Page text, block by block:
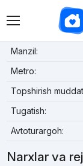
Manzil:
Metro:
Topshirish
Tugatish:
Avtoturargoh:
Narxlar va